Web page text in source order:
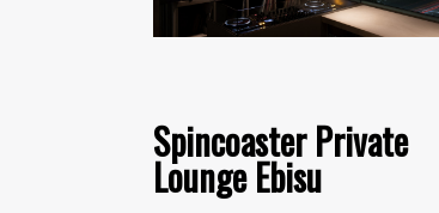
Spincoaster Private
Lounge Ebisu